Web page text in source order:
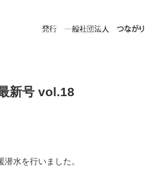
新号 vol.18
潜水を行いました。